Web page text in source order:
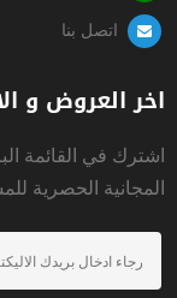
اتصل بنا
اخر العروض و
اشترك في القائمة
المجانية الحصرية